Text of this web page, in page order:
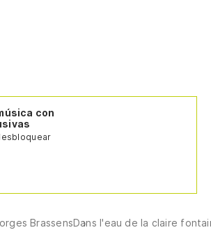
con
BrassensDans l'eau de la claire